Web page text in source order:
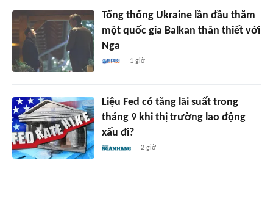
Tổng thống Ukraine lần đầu thăm
một quốc gia Balkan thân thiết với
Nga
1 giờ
Liệu Fed có tăng lãi suất trong
tháng 9 khi thị trường lao động
xấu đi?
2 giờ